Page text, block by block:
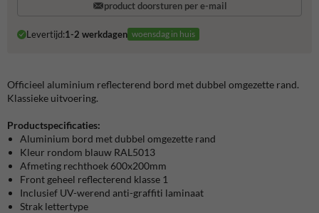
product doorsturen per e-mail
Levertijd:1-2 werkdagen woensdag in huis
Officieel aluminium reflecterend bord met dubbel omgezette rand.
Klassieke uitvoering.
Productspecificaties:
Aluminium bord met dubbel omgezette rand
Kleur rondom blauw RAL5013
Afmeting rechthoek 600x200mm
Front geheel reflecterend klasse 1
Inclusief UV-werend anti-graffiti laminaat
Strak lettertype